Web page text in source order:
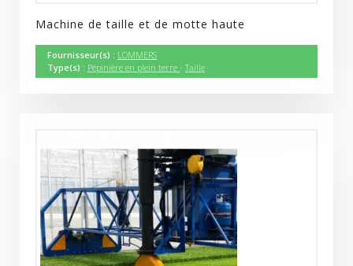
Machine de taille et de motte haute
Fournisseur(s) : LOMMERS
Type(s) : Pépinière en plein terre -Taille